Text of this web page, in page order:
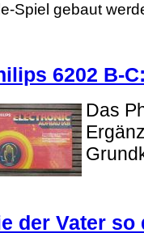
Spiel gebaut
6202 B-
Das
der Vater so